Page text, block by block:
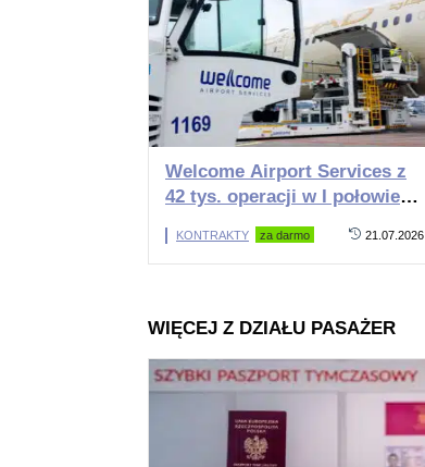
Welcome Airport Services z
42 tys. operacji w I połowie
KONTRAKTY za darmo 21.07.2026
WIĘCEJ Z DZIAŁU PASAŻER